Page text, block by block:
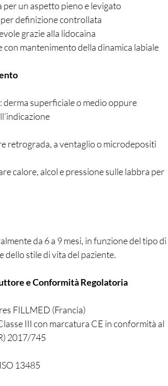
un aspetto pieno e levigato
definizione controllata
grazie alla lidocaina
con mantenimento della dinamica labiale
superficiale o medio oppure
retrograda, a ventaglio o microdepositi
calore, alcol e pressione sulle labbra per
da 6 a 9 mesi, in funzione del tipo di
dello stile di vita del paziente.
e Conformità Regolatoria
FILLMED (Francia)
III con marcatura CE in conformità al
2017/745
13485